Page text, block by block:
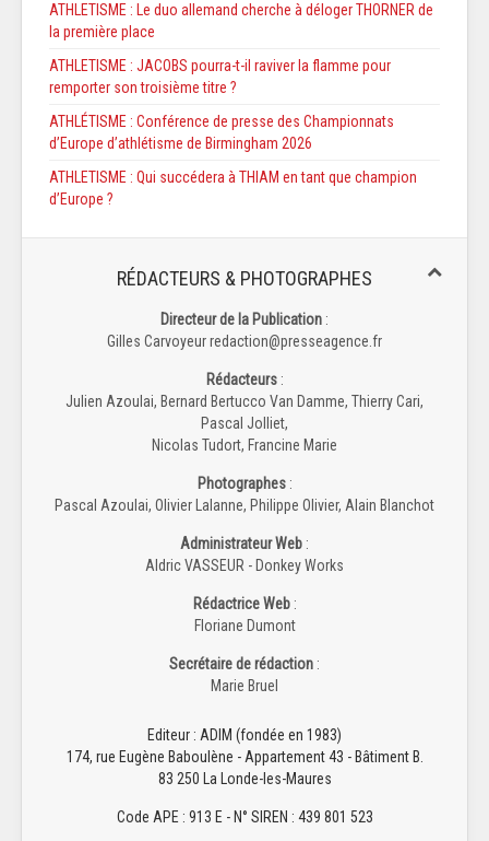
ATHLETISME : Le duo allemand cherche à déloger THORNER de
la première place
ATHLETISME : JACOBS pourra-t-il raviver la flamme pour
remporter son troisième titre ?
ATHLÉTISME : Conférence de presse des Championnats
d’Europe d’athlétisme de Birmingham 2026
ATHLETISME : Qui succédera à THIAM en tant que champion
d’Europe ?
RÉDACTEURS & PHOTOGRAPHES
Directeur de la Publication :
Gilles Carvoyeur redaction@presseagence.fr
Rédacteurs:
Julien Azoulai, Bernard Bertucco Van Damme, Thierry Cari,
Pascal Jolliet,
Nicolas Tudort, Francine Marie
Photographes:
Pascal Azoulai, Olivier Lalanne, Philippe Olivier, Alain Blanchot
Administrateur Web :
Aldric VASSEUR - Donkey Works
Rédactrice Web:
Floriane Dumont
Secrétaire de rédaction :
Marie Bruel
Editeur : ADIM (fondée en 1983)
174, rue Eugène Baboulène - Appartement 43 - Bâtiment B.
83 250 La Londe-les-Maures
Code APE : 913 E - N° SIREN : 439 801 523